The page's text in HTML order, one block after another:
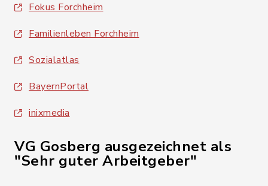
Fokus Forchheim
Familienleben Forchheim
Sozialatlas
BayernPortal
inixmedia
VG Gosberg ausgezeichnet als
"Sehr guter Arbeitgeber"